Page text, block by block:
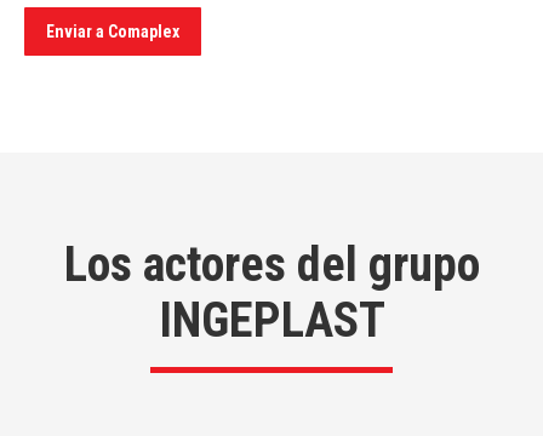
Los actores del grupo
INGEPLAST